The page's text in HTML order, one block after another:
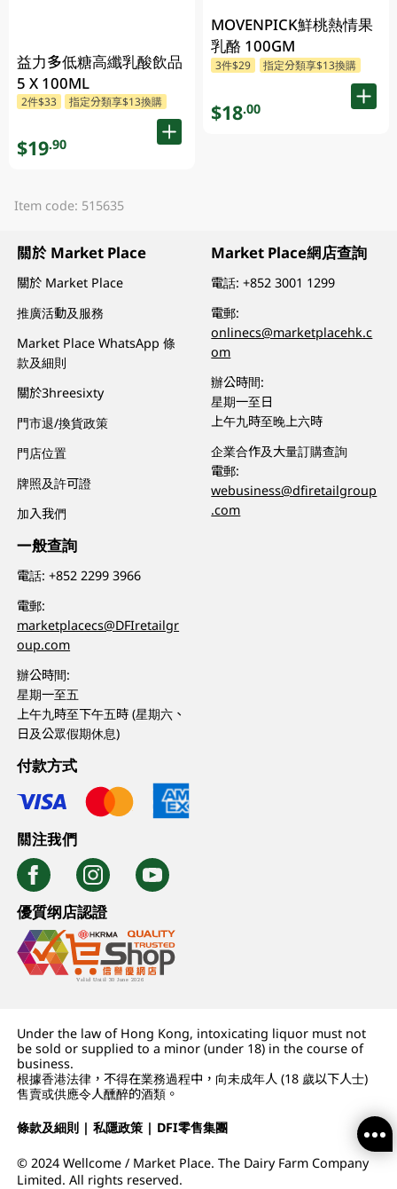
益力多低糖高纖乳酸飲品
5 X 100ML
2件$33 指定分類享$13換購
$19.90
MOVENPICK鮮桃熱情果
乳酪 100GM
3件$29 指定分類享$13換購
$18.00
Item code: 515635
關於 Market Place
關於 Market Place
推廣活動及服務
Market Place WhatsApp 條
款及細則
關於3hreesixty
門市退/換貨政策
門店位置
牌照及許可證
加入我們
一般查詢
電話:+852 2299 3966
電郵:
marketplacecs@DFIretailgr
oup.com
辦公時間:
星期一至五
上午九時至下午五時 (星期六、
日及公眾假期休息)
Market Place網店查詢
電話:+852 3001 1299
電郵:
onlinecs@marketplacehk.c
om
辦公時間:
星期一至日
上午九時至晚上六時
企業合作及大量訂購查詢
電郵:
webusiness@dfiretailgroup
.com
付款方式
關注我們
優質纲店認證
Under the law of Hong Kong, intoxicating liquor must not
be sold or supplied to a minor (under 18) in the course of
business.
根據香港法律，不得在業務過程中，向未成年人 (18 歲以下人士)
售賣或供應令人醺醉的酒類。
條款及細則 |私隱政策 | DFI零售集團
© 2024 Wellcome / Market Place. The Dairy Farm Company
Limited. All rights reserved.